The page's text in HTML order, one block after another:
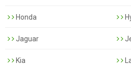
Honda
Jaguar
Kia